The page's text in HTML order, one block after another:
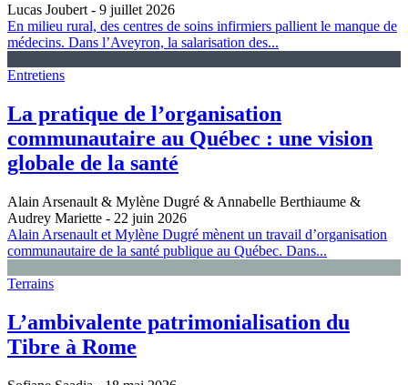
Lucas Joubert - 9 juillet 2026
En milieu rural, des centres de soins infirmiers pallient le manque de
médecins. Dans l’Aveyron, la salarisation des...
Entretiens
La pratique de l’organisation
communautaire au Québec : une vision
globale de la santé
Alain Arsenault & Mylène Dugré & Annabelle Berthiaume &
Audrey Mariette - 22 juin 2026
Alain Arsenault et Mylène Dugré mènent un travail d’organisation
communautaire de la santé publique au Québec. Dans...
Terrains
L’ambivalente patrimonialisation du
Tibre à Rome